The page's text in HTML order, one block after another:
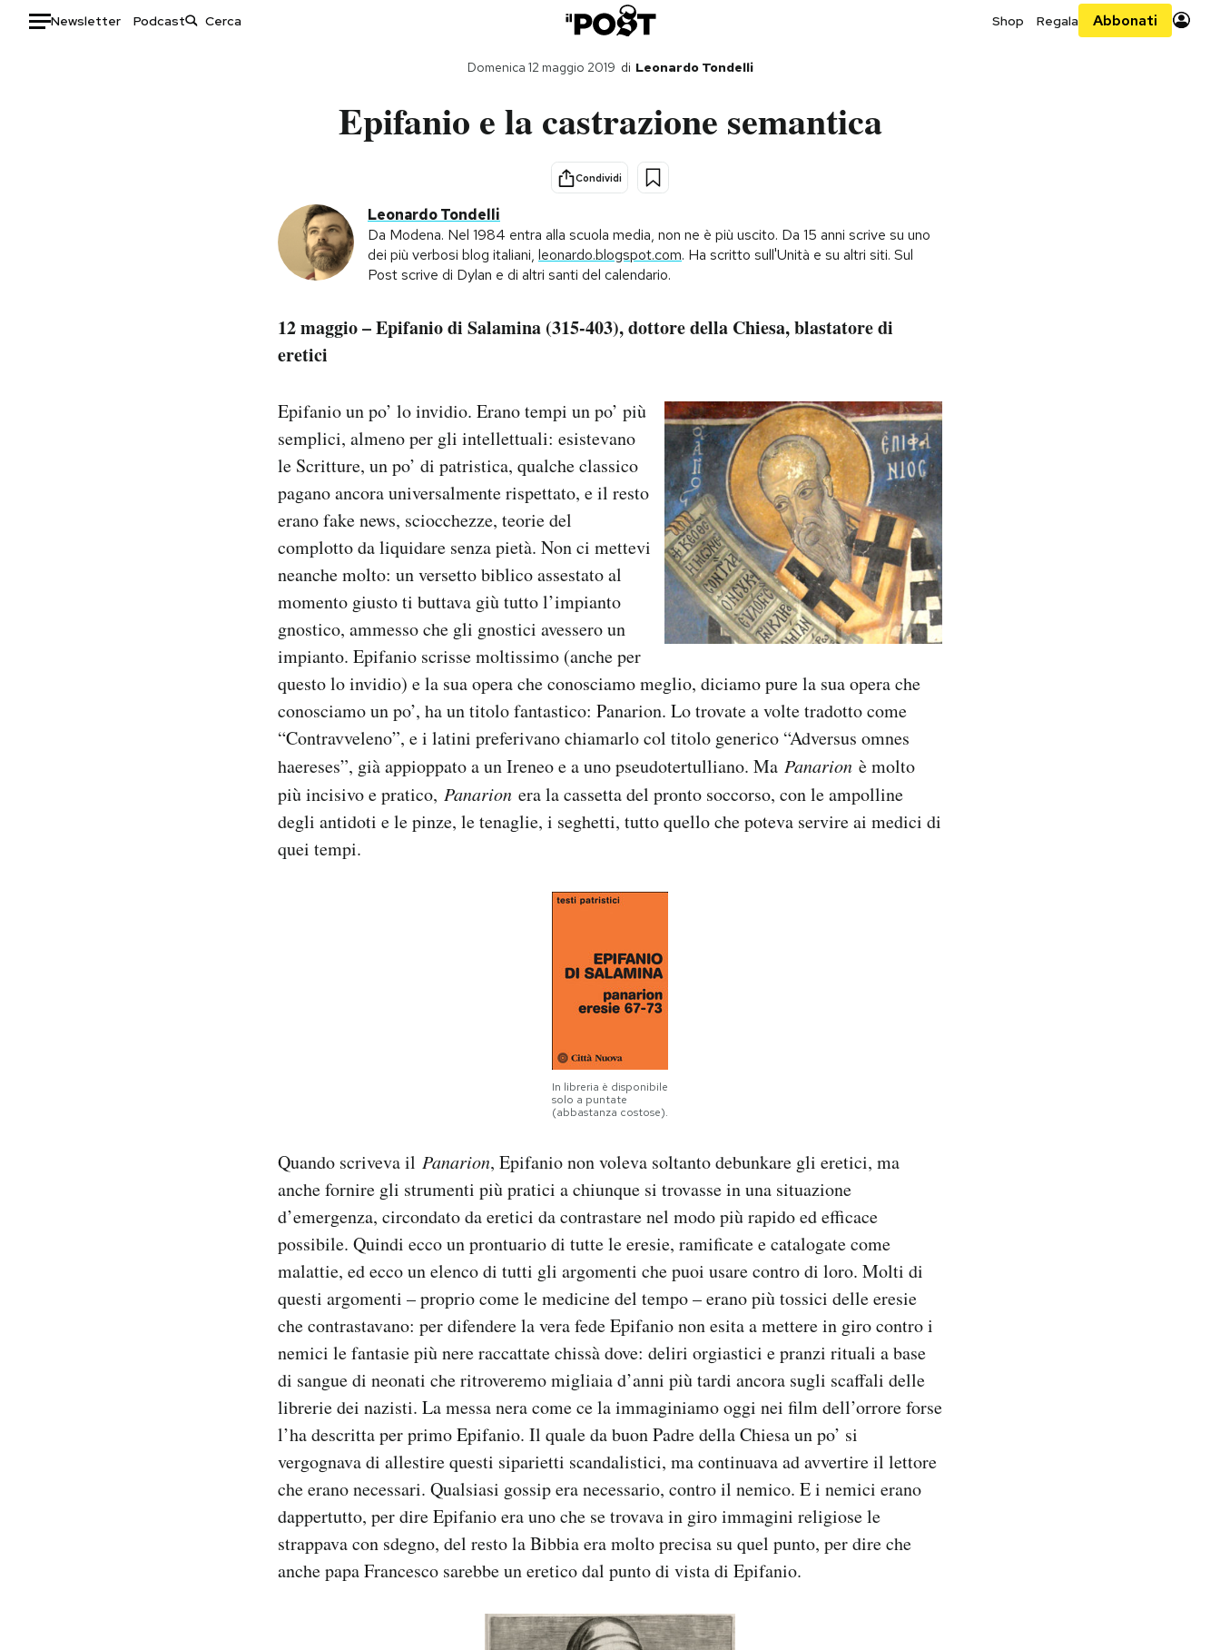
Newsletter Podcast Shop Regala Abbonati
Storie/Idee
Ok Boomer!
Altrecose
Mondiali calcio 2026
di Leonardo Tondelli
Domenica 12 maggio 2019
Epifanio e la castrazione semantica
Condividi
Leonardo Tondelli
Da Modena. Nel 1984 entra alla scuola media, non ne è più uscito. Da 15 anni scrive su uno
dei più verbosi blog italiani, leonardo.blogspot.com. Ha scritto sull'Unità e su altri siti. Sul
Post scrive di Dylan e di altri santi del calendario.
12 maggio – Epifanio di Salamina (315-403), dottore della Chiesa, blastatore di
eretici
Epifanio un po’ lo invidio. Erano tempi un po’ più
semplici, almeno per gli intellettuali: esistevano
le Scritture, un po’ di patristica, qualche classico
pagano ancora universalmente rispettato, e il resto
erano fake news, sciocchezze, teorie del
complotto da liquidare senza pietà. Non ci mettevi
neanche molto: un versetto biblico assestato al
momento giusto ti buttava giù tutto l’impianto
gnostico, ammesso che gli gnostici avessero un
impianto. Epifanio scrisse moltissimo (anche per
questo lo invidio) e la sua opera che conosciamo meglio, diciamo pure la sua opera che
conosciamo un po’, ha un titolo fantastico: Panarion. Lo trovate a volte tradotto come
“Contravveleno”, e i latini preferivano chiamarlo col titolo generico “Adversus omnes
haereses”, già appioppato a un Ireneo e a uno pseudotertulliano. Ma Panarion è molto
più incisivo e pratico, Panarion era la cassetta del pronto soccorso, con le ampolline
degli antidoti e le pinze, le tenaglie, i seghetti, tutto quello che poteva servire ai medici di
quei tempi.
In libreria è disponibile
solo a puntate
(abbastanza costose).
Quando scriveva il Panarion, Epifanio non voleva soltanto debunkare gli eretici, ma
anche fornire gli strumenti più pratici a chiunque si trovasse in una situazione
d’emergenza, circondato da eretici da contrastare nel modo più rapido ed efficace
possibile. Quindi ecco un prontuario di tutte le eresie, ramificate e catalogate come
malattie, ed ecco un elenco di tutti gli argomenti che puoi usare contro di loro. Molti di
questi argomenti – proprio come le medicine del tempo – erano più tossici delle eresie
che contrastavano: per difendere la vera fede Epifanio non esita a mettere in giro contro i
nemici le fantasie più nere raccattate chissà dove: deliri orgiastici e pranzi rituali a base
di sangue di neonati che ritroveremo migliaia d’anni più tardi ancora sugli scaffali delle
librerie dei nazisti. La messa nera come ce la immaginiamo oggi nei film dell’orrore forse
l’ha descritta per primo Epifanio. Il quale da buon Padre della Chiesa un po’ si
vergognava di allestire questi siparietti scandalistici, ma continuava ad avvertire il lettore
che erano necessari. Qualsiasi gossip era necessario, contro il nemico. E i nemici erano
dappertutto, per dire Epifanio era uno che se trovava in giro immagini religiose le
strappava con sdegno, del resto la Bibbia era molto precisa su quel punto, per dire che
anche papa Francesco sarebbe un eretico dal punto di vista di Epifanio.